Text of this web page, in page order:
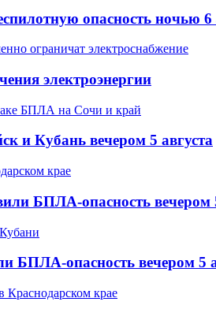
опасность ночью 6
электроэнергии
и Кубань вечером 5 августа
БПЛА-опасность вечером
БПЛА-опасность вечером 5